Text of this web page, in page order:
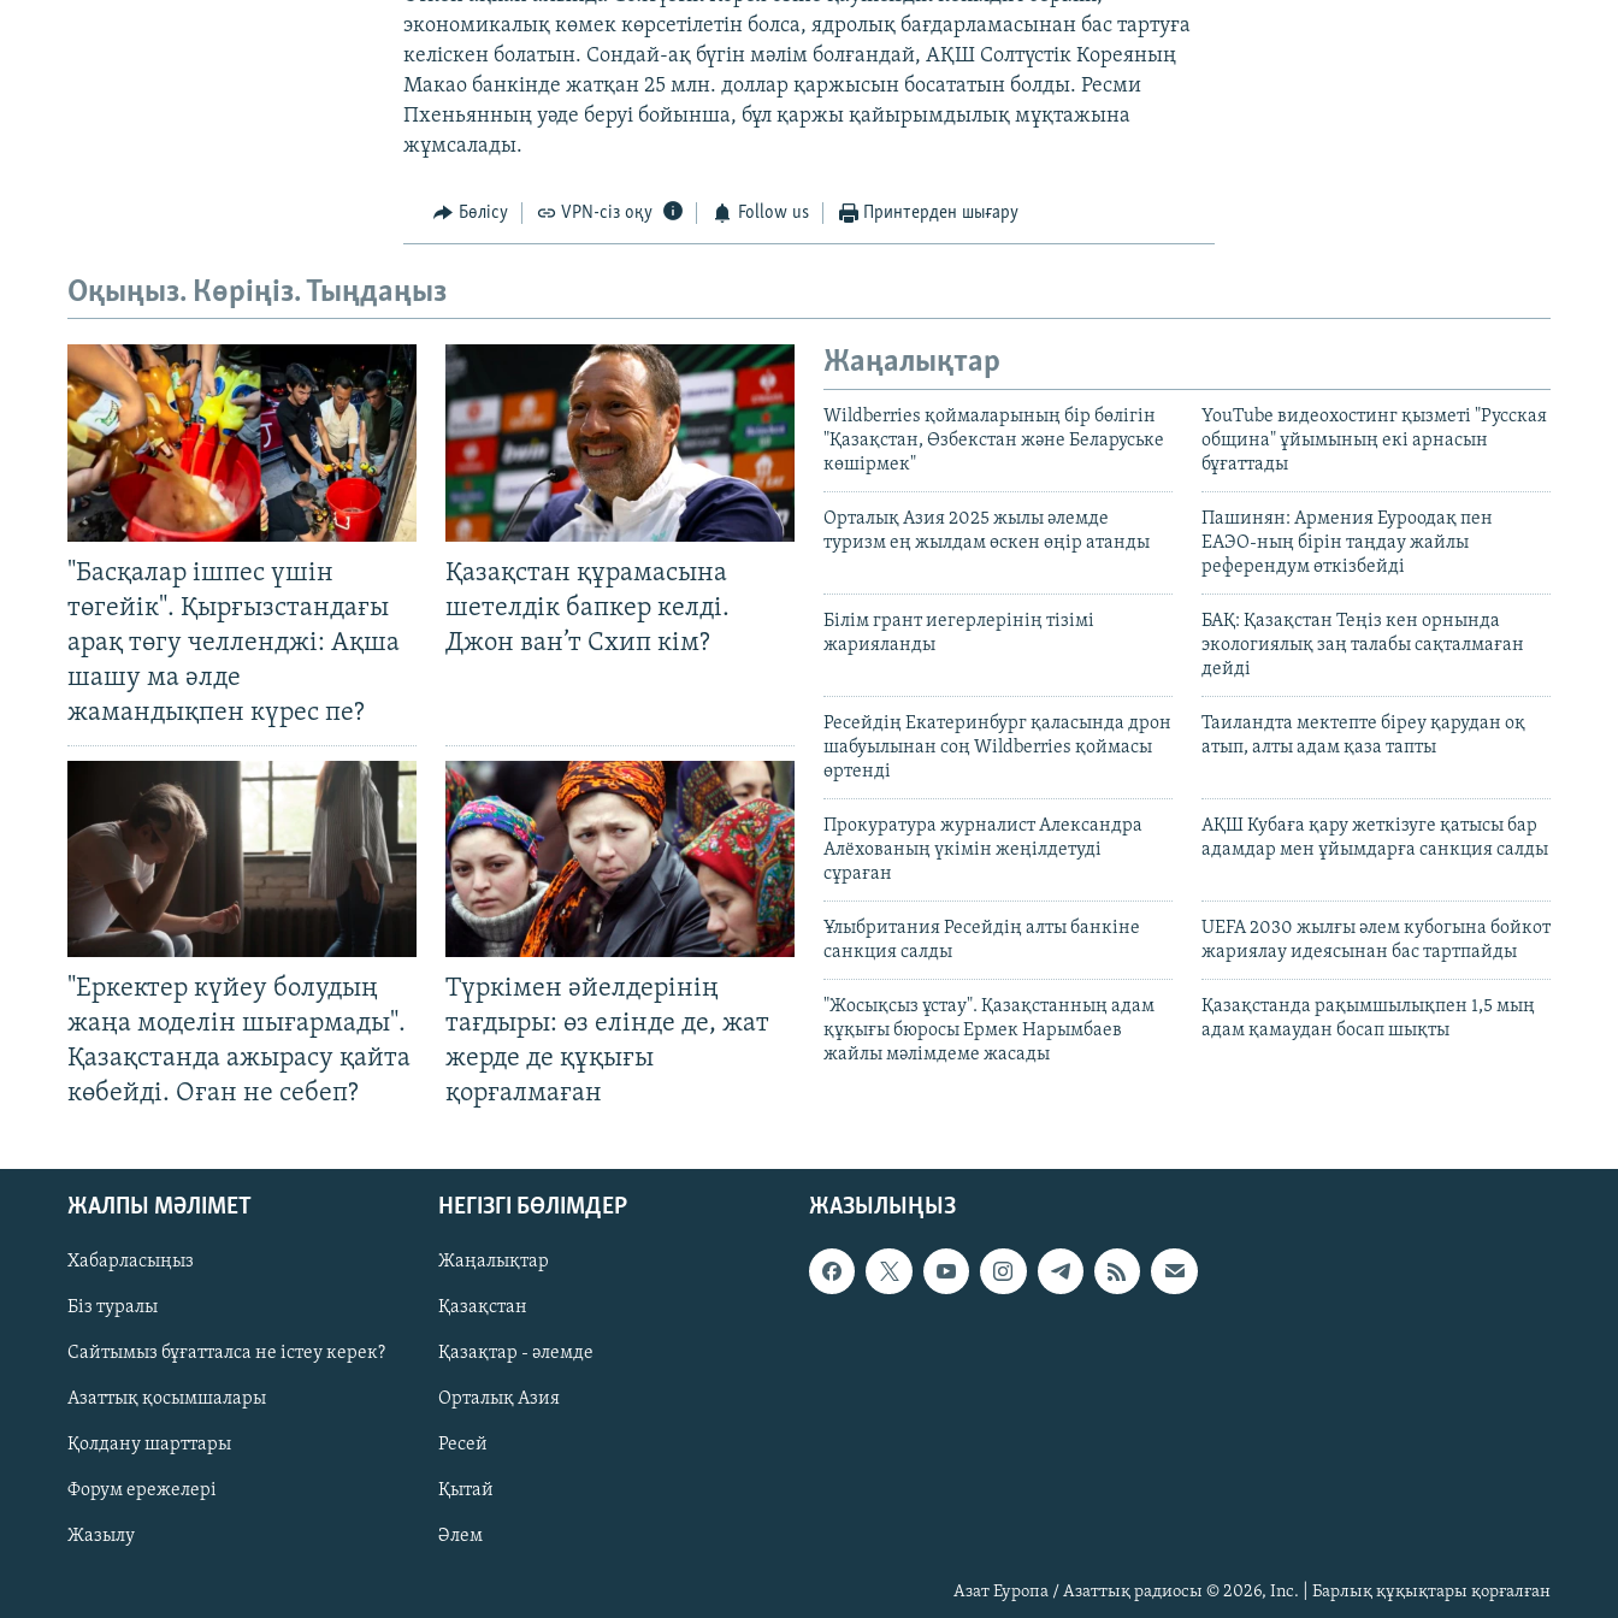
Русский
ЖАЗЫЛЫҢЫЗ
экономикалық көмек көрсетілетін болса, ядролық бағдарламасынан бас тартуға
келіскен болатын. Сондай-ақ бүгін мәлім болғандай, АҚШ Солтүстік Кореяның
Макао банкінде жатқан 25 млн. доллар қаржысын босататын болды. Ресми
Пхеньянның уәде беруі бойынша, бұл қаржы қайырымдылық мұқтажына
жұмсалады.
Бөлісу VPN-сіз оқу Follow us Принтерден шығару
Оқыңыз. Көріңіз. Тыңдаңыз
"Басқалар ішпес үшін
төгейік". Қырғызстандағы
арақ төгу челленджі: Ақша
шашу ма әлде
жамандықпен күрес пе?
Қазақстан құрамасына
шетелдік бапкер келді.
Джон ван’т Схип кім?
"Еркектер күйеу болудың
жаңа моделін шығармады".
Қазақстанда ажырасу қайта
көбейді. Оған не себеп?
Түркімен әйелдерінің
тағдыры: өз елінде де, жат
жерде де құқығы
қорғалмаған
Жаңалықтар
Wildberries қоймаларының бір бөлігін
"Қазақстан, Өзбекстан және Беларуське
көшірмек"
YouTube видеохостинг қызметі "Русская
община" ұйымының екі арнасын
бұғаттады
Орталық Азия 2025 жылы әлемде
туризм ең жылдам өскен өңір атанды
Пашинян: Армения Еуроодақ пен
ЕАЭО-ның бірін таңдау жайлы
референдум өткізбейді
Білім грант иегерлерінің тізімі
жарияланды
БАҚ: Қазақстан Теңіз кен орнында
экологиялық заң талабы сақталмаған
дейді
Ресейдің Екатеринбург қаласында дрон
шабуылынан соң Wildberries қоймасы
өртенді
Таиландта мектепте біреу қарудан оқ
атып, алты адам қаза тапты
Прокуратура журналист Александра
Алёхованың үкімін жеңілдетуді
сұраған
АҚШ Кубаға қару жеткізуге қатысы бар
адамдар мен ұйымдарға санкция салды
Ұлыбритания Ресейдің алты банкіне
санкция салды
UEFA 2030 жылғы әлем кубогына бойкот
жариялау идеясынан бас тартпайды
"Жосықсыз ұстау". Қазақстанның адам
құқығы бюросы Ермек Нарымбаев
жайлы мәлімдеме жасады
Қазақстанда рақымшылықпен 1,5 мың
адам қамаудан босап шықты
ЖАЗЫЛЫҢЫЗ
ЖАЛПЫ МӘЛІМЕТ
Хабарласыңыз
Біз туралы
Сайтымыз бұғатталса не істеу керек?
Азаттық қосымшалары
Қолдану шарттары
Форум ережелері
Жазылу
НЕГІЗГІ БӨЛІМДЕР
Жаңалықтар
Қазақстан
Қазақтар - әлемде
Орталық Азия
Ресей
Қытай
Әлем
Азат Еуропа / Азаттық радиосы © 2026, Inc. | Барлық құқықтары қорғалған